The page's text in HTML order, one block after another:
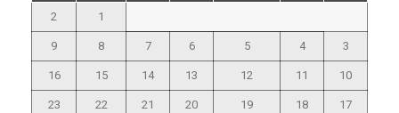
1
2
3
4
5
6
7
8
9
10
11
12
13
14
15
16
17
18
19
20
21
22
23